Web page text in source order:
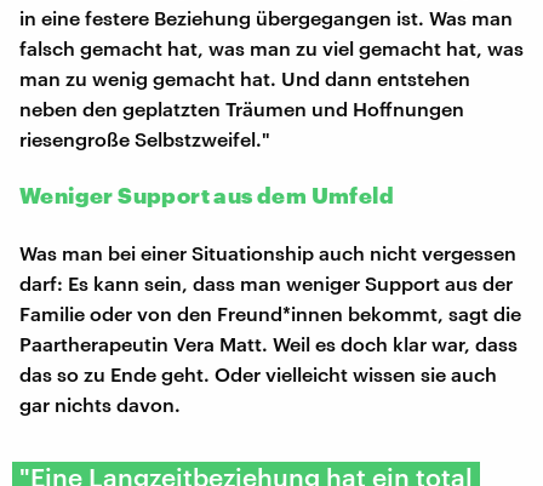
in eine festere Beziehung übergegangen ist. Was man
falsch gemacht hat, was man zu viel gemacht hat, was
man zu wenig gemacht hat. Und dann entstehen
neben den geplatzten Träumen und Hoffnungen
riesengroße Selbstzweifel."
Weniger Support aus dem Umfeld
Was man bei einer Situationship auch nicht vergessen
darf: Es kann sein, dass man weniger Support aus der
Familie oder von den Freund*innen bekommt, sagt die
Paartherapeutin Vera Matt. Weil es doch klar war, dass
das so zu Ende geht. Oder vielleicht wissen sie auch
gar nichts davon.
"Eine Langzeitbeziehung hat ein total